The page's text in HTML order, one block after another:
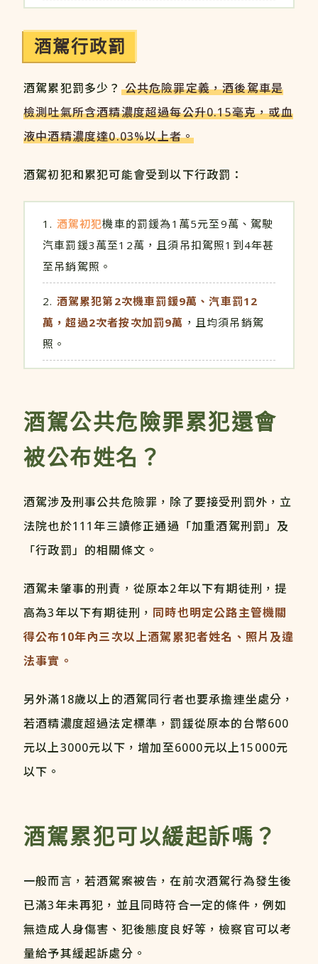
酒駕行政罰
酒駕累犯罰多少？ 公共危險罪定義，酒後駕車是
檢測吐氣所含酒精濃度超過每公升0.15毫克，或血
液中酒精濃度達0.03%以上者。
酒駕初犯和累犯可能會受到以下行政罰：
酒駕初犯機車的罰鍰為1萬5元至9萬、駕駛
汽車罰鍰3萬至12萬，且須吊扣駕照1到4年甚
至吊銷駕照。
酒駕累犯第2次機車罰鍰9萬、汽車罰12
萬，超過2次者按次加罰9萬 ，且均須吊銷駕
照。
酒駕公共危險罪累犯還會
被公布姓名？
酒駕涉及刑事公共危險罪，除了要接受刑罰外，立
法院也於111年三讀修正通過「加重酒駕刑罰」及
「行政罰」的相關條文。
酒駕未肇事的刑責，從原本2年以下有期徒刑，提
高為3年以下有期徒刑， 同時也明定公路主管機關
得公布10年內三次以上酒駕累犯者姓名、照片及違
法事實。
另外滿18歲以上的酒駕同行者也要承擔連坐處分，
若酒精濃度超過法定標準，罰鍰從原本的台幣600
元以上3000元以下，增加至6000元以上15000元
以下。
酒駕累犯可以緩起訴嗎？
一般而言，若酒駕案被告，在前次酒駕行為發生後
已滿3年未再犯，並且同時符合一定的條件，例如
無造成人身傷害、犯後態度良好等，檢察官可以考
量給予其緩起訴處分。